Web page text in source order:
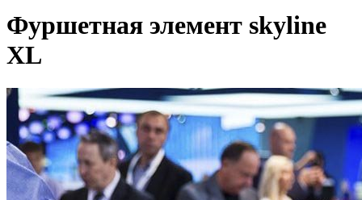
Фуршетная элемент skyline
XL